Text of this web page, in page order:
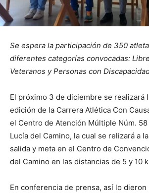
Se espera la participación de 350
diferentes categorías convocadas:
Veteranos y Personas con
El próximo 3 de diciembre se realizará
edición de la Carrera Atlética Con
el Centro de Atención Múltiple Núm. 58
Lucía del Camino, la cual se relizará a
salida y meta en el Centro de
del Camino en las distancias de 5 y 10
En conferencia de prensa, así lo dieron